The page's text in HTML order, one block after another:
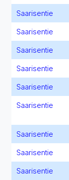
Saarisentie
Saarisentie
Saarisentie
Saarisentie
Saarisentie
Saarisentie
Saarisentie
Saarisentie
Saarisentie